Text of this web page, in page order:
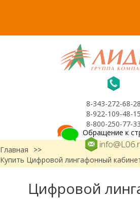
8-343-272-68-28
8-922-109-48-15
8-800-250-77-33
Обращение к
Главная
>>
Купить Цифровой лингафонный
Цифровой